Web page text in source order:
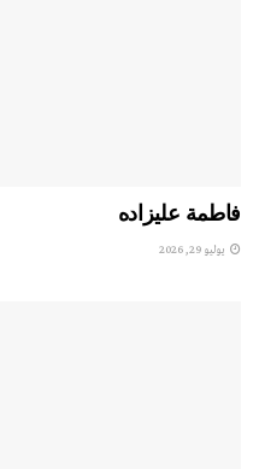
فاطمة عليزاده
يوليو 29, 2026